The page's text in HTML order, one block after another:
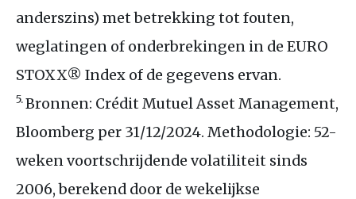
anderszins) met betrekking tot fouten,
weglatingen of onderbrekingen in de EURO
STOXX® Index of de gegevens ervan.
5.Bronnen: Crédit Mutuel Asset Management,
Bloomberg per 31/12/2024. Methodologie: 52-
weken voortschrijdende volatiliteit sinds
2006, berekend door de wekelijkse